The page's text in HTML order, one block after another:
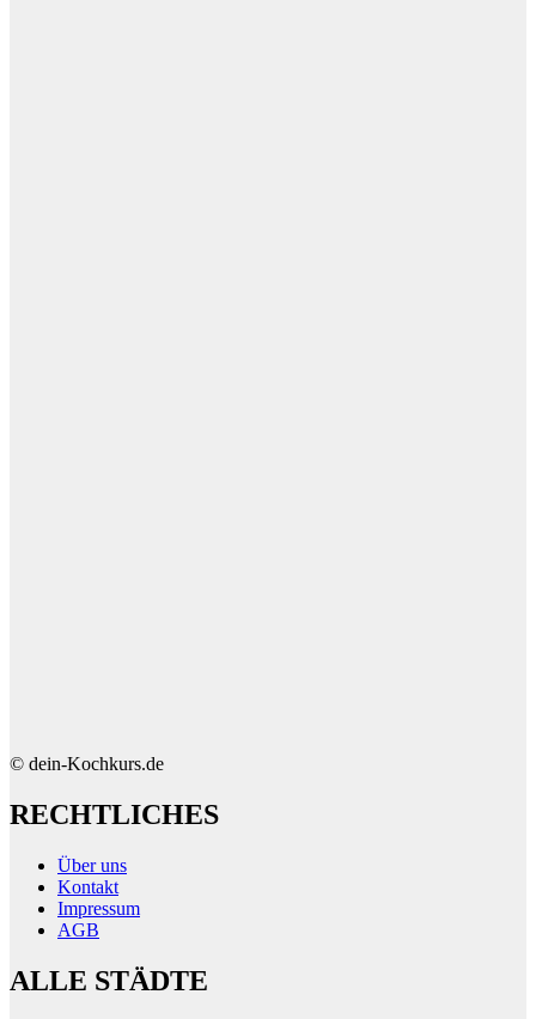
© dein-Kochkurs.de
RECHTLICHES
Über uns
Kontakt
Impressum
AGB
ALLE STÄDTE